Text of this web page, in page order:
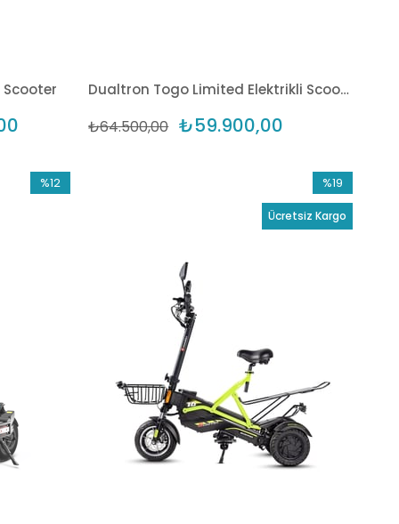
Dualtron Togo Limited Elektrikli Scooter
₺59.900,00
₺64.500,00
%12
%19
İndirim
%19İndirim
Ücretsiz Kargo